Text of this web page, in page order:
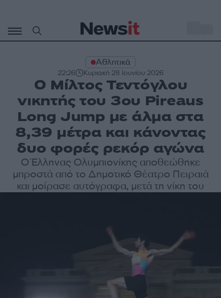
περιεχόμενο
Αθλητικά
22:26 Κυριακή 28 Ιουνίου 2026
Ο Μίλτος Τεντόγλου
νικητής του 3ου Pireaus
Long Jump με άλμα στα
8,39 μέτρα και κάνοντας
δυο φορές ρεκόρ αγώνα
Ο Έλληνας Ολυμπιονίκης αποθεώθηκε
μπροστά από το Δημοτικό Θέατρο Πειραιά
και μοίρασε αυτόγραφα, μετά τη νίκη του